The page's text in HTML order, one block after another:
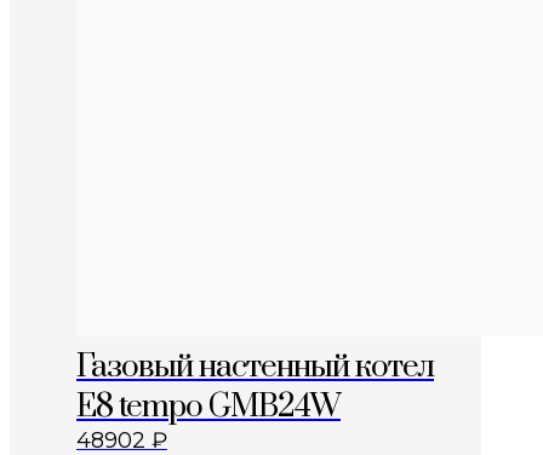
Газовый настенный котел
E8 tempo GMB24W
48902 ₽